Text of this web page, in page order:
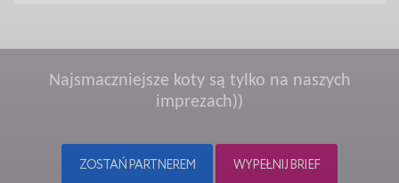
Najsmaczniejsze koty są tylko na naszych
imprezach))
ZOSTAŃ PARTNEREM WYPEŁNIJ BRIEF